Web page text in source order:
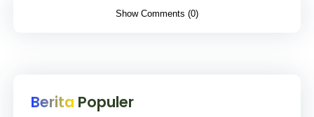
Show Comments (0)
Berita Populer